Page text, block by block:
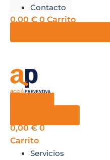
Contacto
0,00 € 0 Carrito
0,00€ 0
Carrito
Servicios